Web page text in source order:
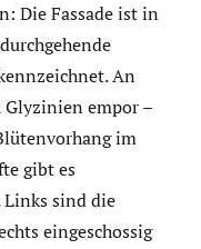
Die Fassade ist in
An
Glyzinien empor –
im
gibt es
Links sind die
eingeschossig